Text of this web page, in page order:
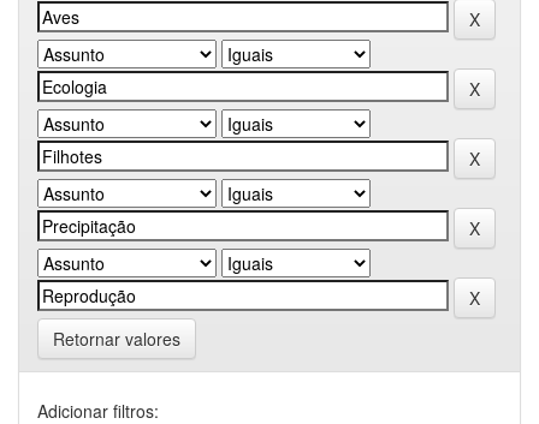
Retornar valores
Adicionar filtros: